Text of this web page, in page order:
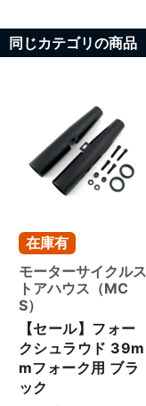
同じカテゴリの商品
在庫有
モーターサイクルス
トアハウス（MC
S）
【セール】フォー
クシュラウド 39m
mフォーク用 ブラ
ック